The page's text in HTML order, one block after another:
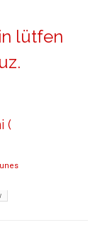
lütfen
.
(